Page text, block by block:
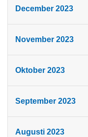
December 2023
November 2023
Oktober 2023
September 2023
Augusti 2023